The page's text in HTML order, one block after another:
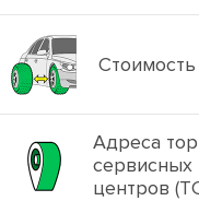
Стоимость
Адреса
сервисных
центров